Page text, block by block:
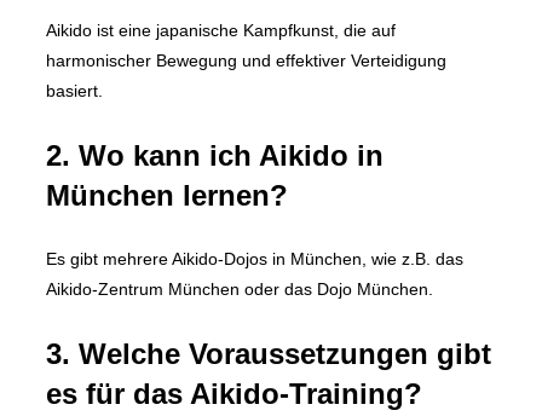
Aikido ist eine japanische Kampfkunst, die auf
harmonischer Bewegung und effektiver Verteidigung
basiert.
2. Wo kann ich Aikido in
München lernen?
Es gibt mehrere Aikido-Dojos in München, wie z.B. das
Aikido-Zentrum München oder das Dojo München.
3. Welche Voraussetzungen gibt
es für das Aikido-Training?